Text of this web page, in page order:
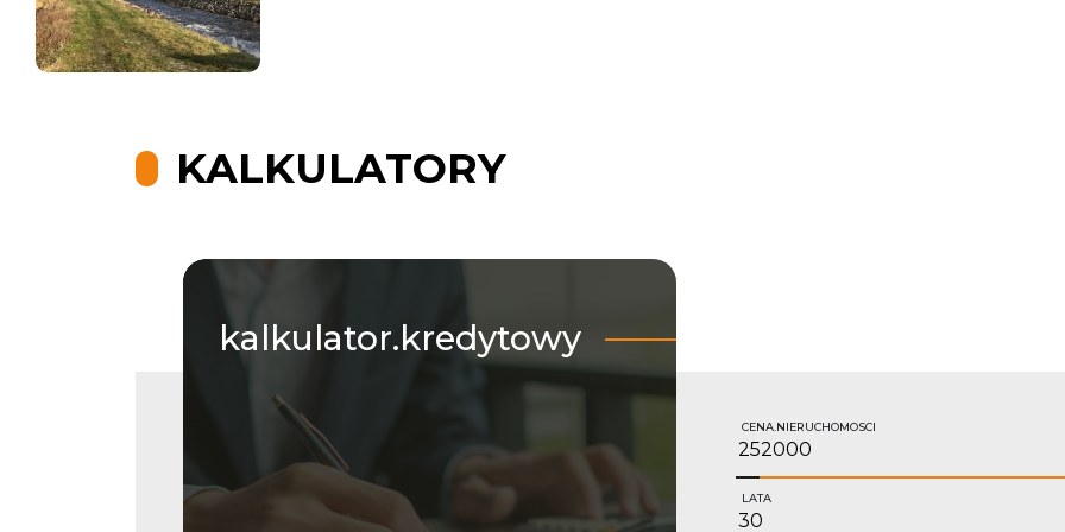
KALKULATORY
kalkulator.kredytowy
CENA.NIERUCHOMOSCI
LATA